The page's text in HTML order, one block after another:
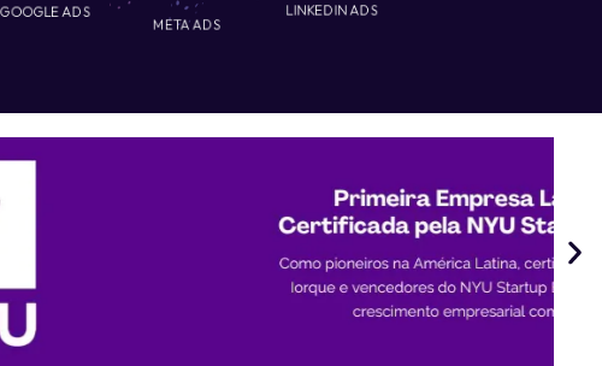
GOOGLE ADS LINKEDIN ADS
META ADS